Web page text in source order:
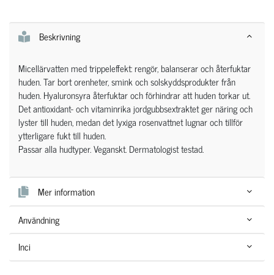
Beskrivning
Micellärvatten med trippeleffekt: rengör, balanserar och återfuktar
huden. Tar bort orenheter, smink och solskyddsprodukter från
huden. Hyaluronsyra återfuktar och förhindrar att huden torkar ut.
Det antioxidant- och vitaminrika jordgubbsextraktet ger näring och
lyster till huden, medan det lyxiga rosenvattnet lugnar och tillför
ytterligare fukt till huden.
Passar alla hudtyper. Veganskt. Dermatologist testad.
Mer information
Användning
Inci